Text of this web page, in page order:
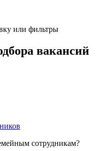
или фильтры
вакансий
сотрудникам?